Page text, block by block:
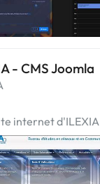
- CMS Joomla
internet d'ILEXIA